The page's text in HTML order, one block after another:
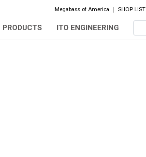
Megabass of America SHOP LIST
PRODUCTS ITO ENGINEERING